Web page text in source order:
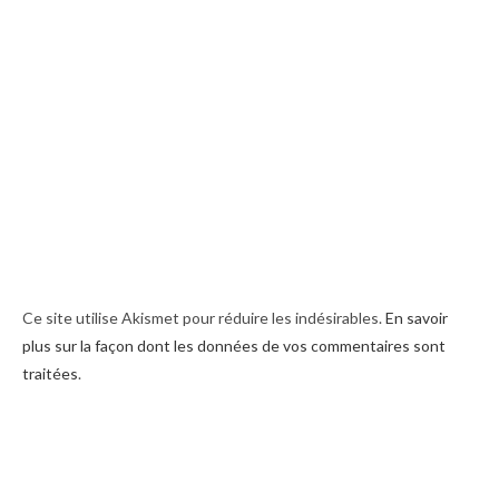
Ce site utilise Akismet pour réduire les indésirables.En savoir
plus sur la façon dont les données de vos commentaires sont
traitées.